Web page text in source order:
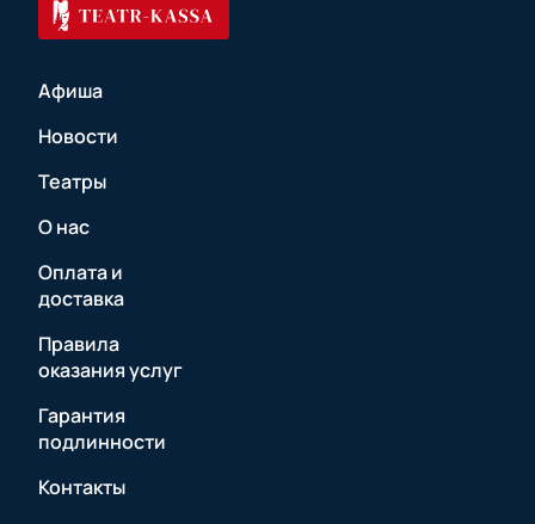
Афиша
Новости
Театры
О нас
Оплата и
доставка
Правила
оказания услуг
Гарантия
подлинности
Контакты